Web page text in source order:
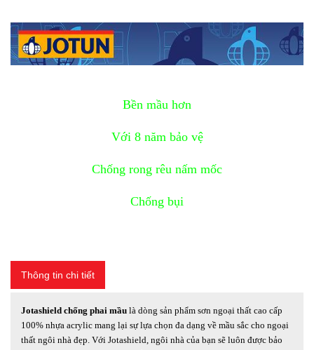
Bền mầu hơn
Với 8 năm bảo vệ
Chống rong rêu nấm mốc
Chống bụi
Thông tin chi tiết
Jotashield chống phai mầu là dòng sản phẩm sơn ngoại thất cao cấp
100% nhựa acrylic mang lại sự lựa chọn đa dạng về mầu sắc cho ngoại
thất ngôi nhà đẹp. Với Jotashield, ngôi nhà của bạn sẽ luôn được bảo